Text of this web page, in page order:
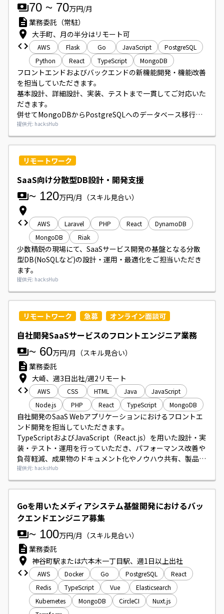
70 ~ 70万円/月
業務委託（常駐）
大手町、月の半分はリモート可
AWS Flask Go JavaScript
PostgreSQL
Python
React TypeScript MongoDB
フロントエンドおよびバックエンドの新機能開発・機能改善
を担当していただきます。
基本設計、詳細設計、実装、テストまで一貫してご対応いた
だきます。
併せてMongoDBからPostgreSQLへのデータベース移行に
関する事前検証、設計、実装、テストも行っていただきま
す。
提供元: hacksHub
リモートワーク
SaaS向け分散型DB設計・開発支援
~ 120万円/月 （スキル見合い）
AWS Laravel PHP React
DynamoDB
MongoDB
Riak
少数精鋭の現場にて、SaaSサービス開発の基盤となる分散
型DB(NoSQLなど)の設計・運用・最適化をご担当いただき
ます。
提供元: hacksHub
リモートワーク 急募 オンライン面談可
自社開発SaaSサービスのフロントエンジニア業務
~ 60万円/月 （スキル見合い）
業務委託
大崎、週3日出社/週2リモート
AWS CSS HTML Java
JavaScript
Node.js
PHP React TypeScript MongoDB
自社開発のSaaS Webアプリケーションにおけるフロントエ
ンド開発を担当していただきます。
TypeScriptおよびJavaScript（React.js）を用いた設計・実
装・テスト・運用を行っていただき、パフォーマンス改善や
負荷軽減、成果物のドキュメント化やノウハウ共有、製品間
連携の推進、新技術（生成AIを含む）の導入提案などにも携
わっていただきます。
開発・設計・テスト・ドキュメント業務をバランスよくお願
いするポジションです。
提供元: hacksHub
Goを用いたメディアシステム基盤開発におけるバッ
クエンドエンジニア募集
~ 100万円/月 （スキル見合い）
業務委託
神谷町駅または六本木一丁目駅、週1日以上出社
AWS Docker Go PostgreSQL
React
Redis
TypeScript Vue
Elasticsearch
Kubernetes
MongoDB CircleCI
Nuxt.js